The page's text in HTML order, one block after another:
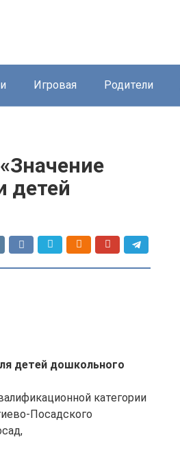
Игровая Родители
детей
детей дошкольного
категории
Посадского